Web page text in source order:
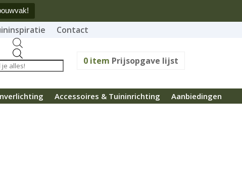
Contact
Producten
zoeken 0 item Prijsopgave lijst
Accessoires & Tuininrichting Aanbiedingen